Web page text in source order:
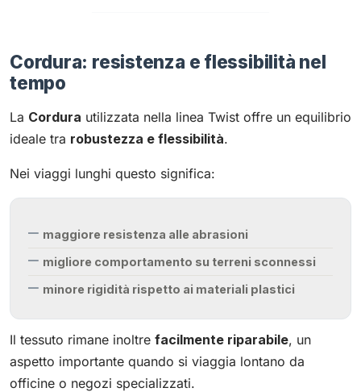
Cordura: resistenza e flessibilità nel
tempo
La Cordura utilizzata nella linea Twist offre un equilibrio
ideale tra robustezza e flessibilità.
Nei viaggi lunghi questo significa:
maggiore resistenza alle abrasioni
migliore comportamento su terreni sconnessi
minore rigidità rispetto ai materiali plastici
Il tessuto rimane inoltre facilmente riparabile, un
aspetto importante quando si viaggia lontano da
officine o negozi specializzati.